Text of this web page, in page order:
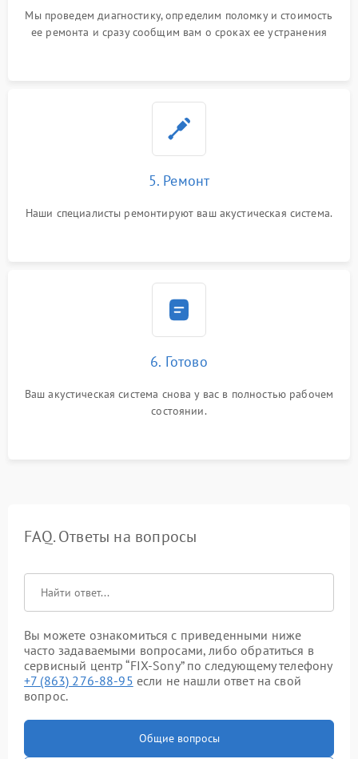
Мы проведем диагностику, определим поломку и стоимость
ее ремонта и сразу сообщим вам о сроках ее устранения
5. Ремонт
Наши специалисты ремонтируют ваш акустическая система.
6. Готово
Ваш акустическая система снова у вас в полностью рабочем
состоянии.
FAQ. Ответы на вопросы
Вы можете ознакомиться с приведенными ниже
часто задаваемыми вопросами, либо обратиться в
сервисный центр “FIX-Sony” по следующему телефону
+7 (863) 276-88-95 если не нашли ответ на свой
вопрос.
Общие вопросы